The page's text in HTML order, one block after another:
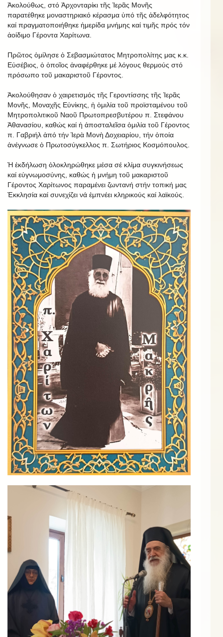
Ἀκολούθως, στό Ἀρχονταρίκι τῆς Ἱερᾶς Μονῆς
παρατέθηκε μοναστηριακό κέρασμα ὑπό τῆς ἀδελφότητος
καί πραγματοποιήθηκε ἡμερίδα μνήμης καί τιμῆς πρός τόν
ἀοίδιμο Γέροντα Χαρίτωνα.
Πρῶτος ὁμίλησε ὁ Σεβασμιώτατος Μητροπολίτης μας κ.κ.
Εὐσέβιος, ὁ ὁποῖος ἀναφέρθηκε μέ λόγους θερμούς στό
πρόσωπο τοῦ μακαριστοῦ Γέροντος.
Ἀκολούθησαν ὁ χαιρετισμός τῆς Γεροντίσσης τῆς Ἱερᾶς
Μονῆς, Μοναχῆς Εὐνίκης, ἡ ὁμιλία τοῦ προϊσταμένου τοῦ
Μητροπολιτικοῦ Ναοῦ Πρωτοπρεσβυτέρου π. Στεφάνου
Ἀθανασίου, καθώς καί ἡ ἀποσταλεῖσα ὁμιλία τοῦ Γέροντος
π. Γαβριήλ ἀπό τήν Ἱερὰ Μονὴ Δοχειαρίου, τήν ὁποία
ἀνέγνωσε ὁ Πρωτοσύγκελλος π. Σωτήριος Κοσμόπουλος.
Ἡ ἐκδήλωση ὁλοκληρώθηκε μέσα σέ κλίμα συγκινήσεως
καί εὐγνωμοσύνης, καθώς ἡ μνήμη τοῦ μακαριστοῦ
Γέροντος Χαρίτωνος παραμένει ζωντανή στήν τοπική μας
Ἐκκλησία καί συνεχίζει νά ἐμπνέει κληρικούς καί λαϊκούς.